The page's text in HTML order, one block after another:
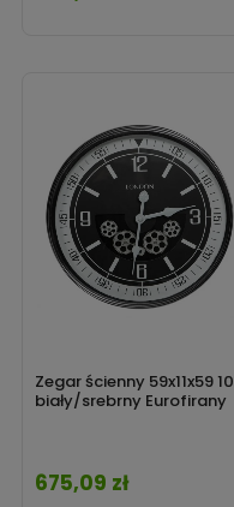
Zegar ścienny 59x11x59 10
biały/srebrny Eurofirany
Cena
675,09 zł